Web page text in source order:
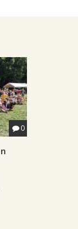
0